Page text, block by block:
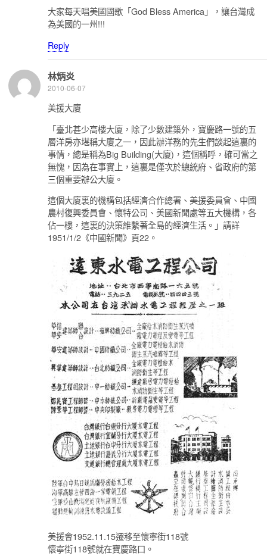
大家每天唱美國國歌「God Bless America」，讓台灣成
為美國的一州!!!
Reply
林炳炎
2010-06-07
美援大廈
「臺北甚少高樓大廈，除了少數建築外，寶慶路一號的五
層洋房亦堪稱大廈之一，因此辦洋務的先生們談起這裏的
事情，總是稱為Big Building(大廈)，這個稱呼，確可當之
無愧，因為在事實上，這裏是僅次於總統府、省政府的第
三個重要辦公大廈。
這個大廈裏的機構包括經濟合作總署、美援委員會、中國
農村復興委員會、懷特公司、美國新聞處等五大機構，各
佔一樓，這裏的決策維繫著全島的經濟生活。」請詳
1951/1/2《中國新聞》頁22。
美援會1952.11.15遷移至懷寧街118號
懷寧街118號就在寶慶路口。